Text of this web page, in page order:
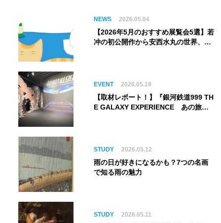
NEWS 2026.05.04
【2026年5月のおすすめ展覧会5選】若
冲の初公開作から安西水丸の世界、そ
EVENT 2026.05.19
【取材レポート！】『銀河鉄道999 TH
E GALAXY EXPERIENCE あの旅
ム】
STUDY 2026.05.12
雨の日が好きになるかも？7つの名画
で知る雨の魅力
STUDY 2026.05.11